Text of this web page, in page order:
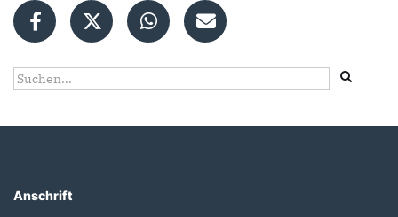
Suchformular
Suche
Fußbereich
Anschrift